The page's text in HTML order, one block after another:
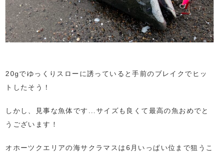
20gでゆっくりスローに誘っていると手前のブレイクでヒッ
トしたそう！
しかし、見事な魚体です...サイズも良くて最高の魚おめでと
うございます！
オホーツクエリアの海サクラマスは6月いっぱい位まで狙うこ